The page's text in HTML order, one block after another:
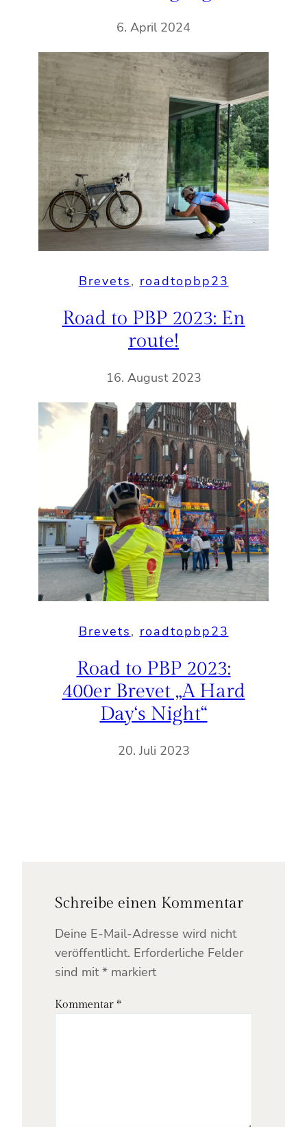
6. April 2024
Brevets, roadtopbp23
Road to PBP 2023: En
route!
16. August 2023
Brevets, roadtopbp23
Road to PBP 2023:
400er Brevet „A Hard
Day‘s Night“
20. Juli 2023
Schreibe einen Kommentar
Deine E-Mail-Adresse wird nicht
veröffentlicht. Erforderliche Felder
sind mit* markiert
Kommentar *